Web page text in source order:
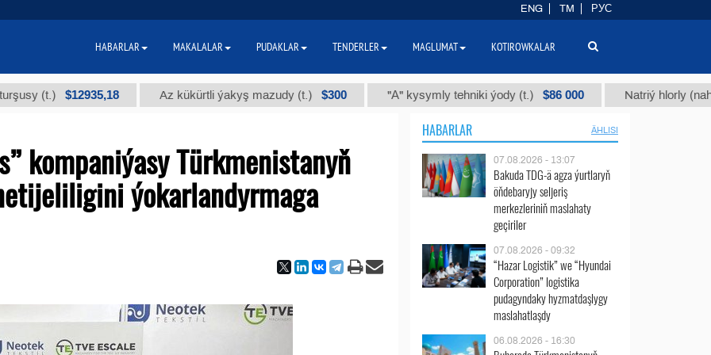
(t.) $12935,18 Az kükürtli ýakyş mazudy (t.) $300 "А" kysymly tehniki ýody (t.) $86 000 Natriý hlorly (nahar
kompaniýasy Türkmenistanyň
ýokarlandyrmaga
HABARLAR ÄHLISI
07.08.2026 - 13:07
Bakuda TDG-ä agza ýurtlaryň
öňdebaryjy seljeriş
merkezleriniň maslahaty
geçiriler
07.08.2026 - 09:32
“Hazar Logistik” we “Hyundai
Corporation” logistika
pudagyndaky hyzmatdaşlygy
maslahatlaşdy
06.08.2026 - 16:30
ENG TM РУС
HABARLAR MAKALALAR PUDAKLAR TENDERLER MAGLUMAT KOTIROWKALAR